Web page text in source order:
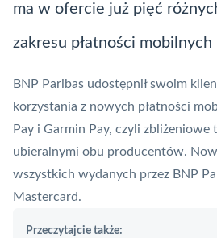
ma w ofercie już pięć
zakresu płatności mobilnych
BNP Paribas udostępnił swoim
korzystania z nowych płatności
Pay i Garmin Pay, czyli zbliżeniowe
ubieralnymi obu producentów.
wszystkich wydanych przez BNP
Mastercard.
Przeczytajcie także: